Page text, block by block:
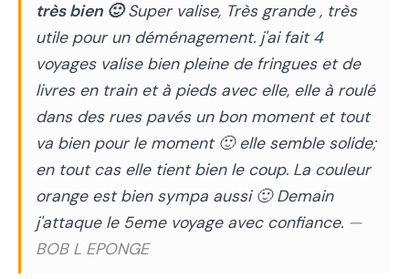
très bien 🙂Super valise, Très grande , très
utile pour un déménagement. j'ai fait 4
voyages valise bien pleine de fringues et de
livres en train et à pieds avec elle, elle à roulé
dans des rues pavés un bon moment et tout
va bien pour le moment 🙂 elle semble solide;
en tout cas elle tient bien le coup. La couleur
orange est bien sympa aussi 🙂 Demain
j'attaque le 5eme voyage avec confiance. —
BOB L EPONGE